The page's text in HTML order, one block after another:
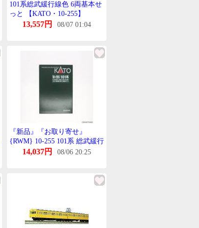
101系総武緩行線色 6両基本せ
っと 【KATO・10-255】
13,557円 08/07 01:04
『新品』『お取り寄せ』
{RWM} 10-255 101系 総武緩行
線色 基本6両せっと Nげーじ
14,037円 08/06 20:25